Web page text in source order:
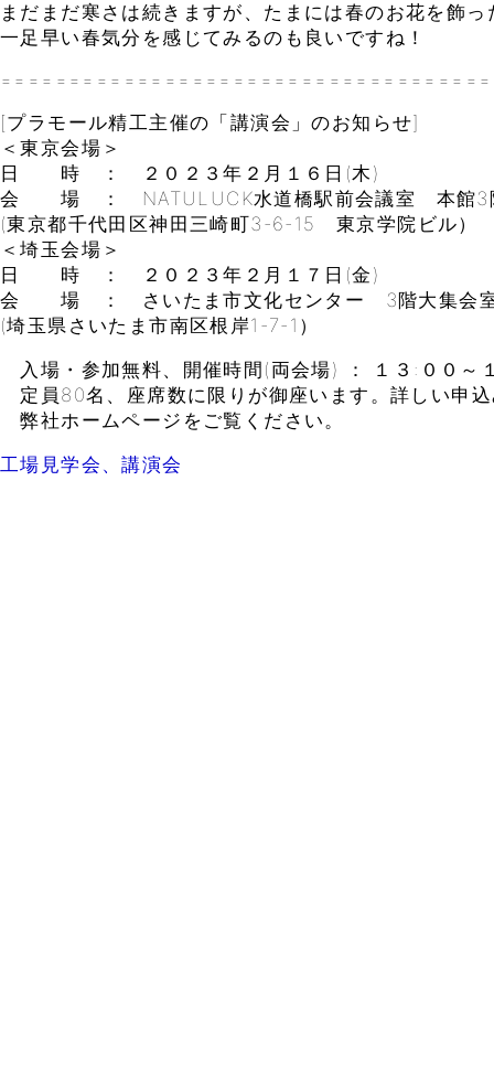
まだまだ寒さは続きますが、たまには春のお花を飾
一足早い春気分を感じてみるのも良いですね！
[プラモール精工主催の「講演会」のお知らせ]
＜東京会場＞
日 時 ： ２０２３年２月１６日(木)
会 場 ： NATULUCK水道橋駅前会議室 本館3
(東京都千代田区神田三崎町3-6-15 東京学院ビル）
＜埼玉会場＞
日 時 ： ２０２３年２月１７日(金)
会 場 ： さいたま市文化センター 3階大集会
(埼玉県さいたま市南区根岸1-7-1）
入場・参加無料、開催時間(両会場) ： １３:００～
定員80名、座席数に限りが御座います。詳しい申
弊社ホームページをご覧ください。
工場見学会、講演会